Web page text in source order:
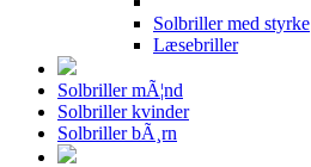
Solbriller med styrke
Læsebriller
Solbriller mÃ¦nd
Solbriller kvinder
Solbriller bÃ¸rn